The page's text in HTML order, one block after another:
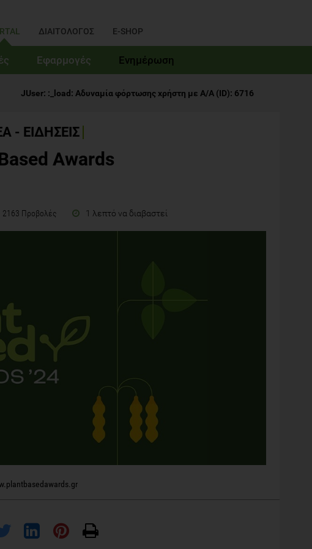
ΔΙΑΙΤΟΛΟΓΟΣ E-SHOP
Εφαρμογές Ενημέρωση
JUser: :_load: Αδυναμία φόρτωσης χρήστη με Α/Α (ID): 6716
- ΕΙΔΗΣΕΙΣ
Awards
2163 Προβολές 1 λεπτό να διαβαστεί